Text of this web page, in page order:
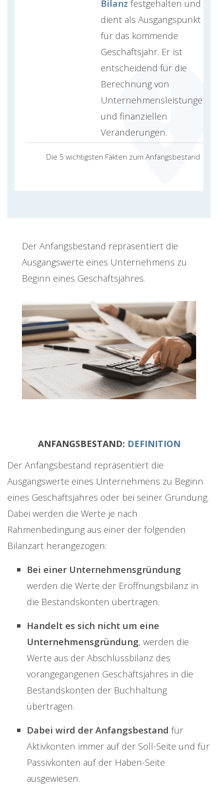
Die 5 wichtigsten Fakten zum Anfangsbestand
Bilanz festgehalten und
dient als Ausgangspunkt
für das kommende
Geschäftsjahr. Er ist
entscheidend für die
Berechnung von
Unternehmensleistungen
und finanziellen
Veränderungen.
Der Anfangsbestand repräsentiert die
Ausgangswerte eines Unternehmens zu
Beginn eines Geschäftsjahres.
ANFANGSBESTAND: DEFINITION
Der Anfangsbestand repräsentiert die
Ausgangswerte eines Unternehmens zu Beginn
eines Geschäftsjahres oder bei seiner Gründung.
Dabei werden die Werte je nach
Rahmenbedingung aus einer der folgenden
Bilanzart herangezogen:
Bei einer Unternehmensgründung
werden die Werte der Eröffnungsbilanz in
die Bestandskonten übertragen.
Handelt es sich nicht um eine
Unternehmensgründung, werden die
Werte aus der Abschlussbilanz des
vorangegangenen Geschäftsjahres in die
Bestandskonten der Buchhaltung
übertragen.
Dabei wird der Anfangsbestand für
Aktivkonten immer auf der Soll-Seite und für
Passivkonten auf der Haben-Seite
ausgewiesen.